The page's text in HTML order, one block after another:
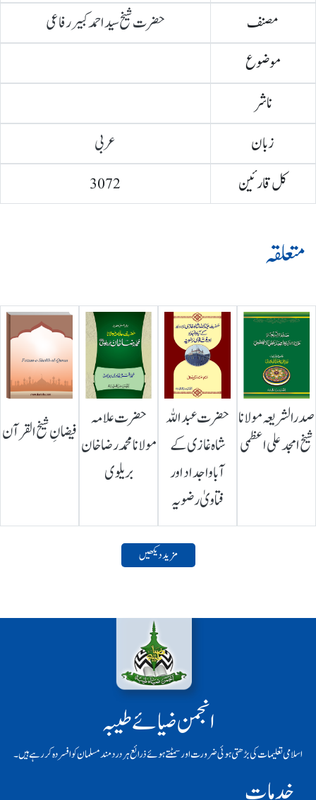
حضرت شیخ سید احمد کبیر رفاعی
مصنف
موضوع
ناشر
عربی
زبان
3072
کل قارئین
متعلقہ
صدرالشریعہ مولانا
شیخ امجد علی اعظمی
حضرت عبداللہ
شاہ غازی کے
آباواجداد اور
فتاویٰ رضویہ
حضرت علامہ
مولانا محمد رضا خان
بریلوی
فیضانِ شیخ القرآن
مزید دیکھیں
انجمن ضیائے طیبہ
اسلامی تعلیمات کی بڑھتی ہوئی ضرورت اور سمٹتے ہوئے ذرائع ہر دردمند مسلمان کو افسردہ کر رہے ہیں۔